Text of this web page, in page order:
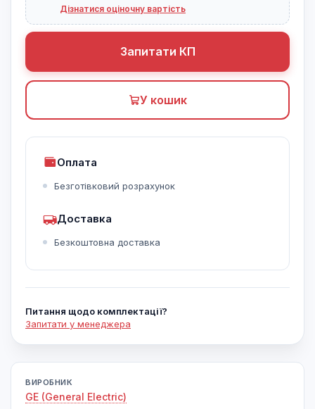
Дізнатися оціночну вартість
Запитати КП
У кошик
Оплата
Безготівковий розрахунок
Доставка
Безкоштовна доставка
Питання щодо комплектації?
Запитати у менеджера
ВИРОБНИК
GE (General Electric)